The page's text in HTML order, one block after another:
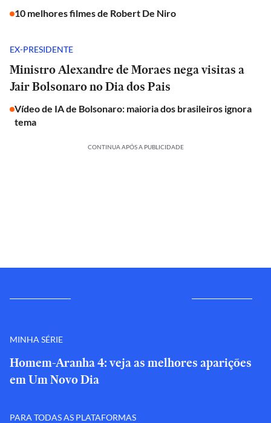
10 melhores filmes de Robert De Niro
EX-PRESIDENTE
Ministro Alexandre de Moraes nega visitas a
Jair Bolsonaro no Dia dos Pais
Vídeo de IA de Bolsonaro: maioria dos brasileiros ignora
tema
CONTINUA APÓS A PUBLICIDADE
MINHA SÉRIE
Homem-Aranha 4: veja as melhores aparições
em Um Novo Dia
PARA TODAS AS PLATAFORMAS